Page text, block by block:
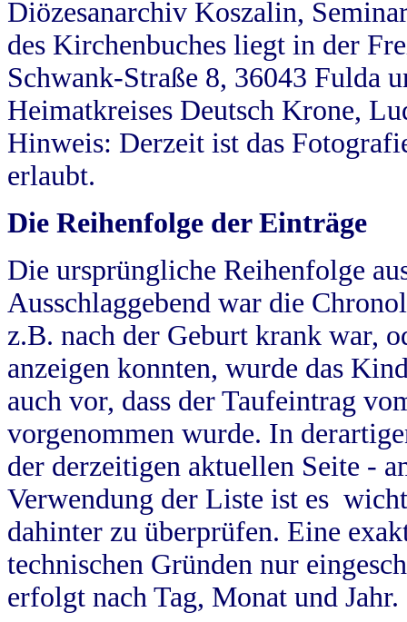
Diözesanarchiv Koszalin,
des Kirchenbuches liegt in der
Schwank-Straße 8, 36043 Fulda
Heimatkreises Deutsch Krone,
Hinweis: Derzeit ist das
erlaubt.
Die Reihenfolge der Einträge
Die ursprüngliche Reihenfolge
Ausschlaggebend war die
z.B. nach der Geburt krank war,
anzeigen konnten, wurde das
auch vor, dass der Taufeintrag
vorgenommen wurde. In
der derzeitigen aktuellen Seite -
Verwendung der Liste ist es
dahinter zu überprüfen. Eine
technischen Gründen nur
erfolgt nach Tag, Monat und Jahr.